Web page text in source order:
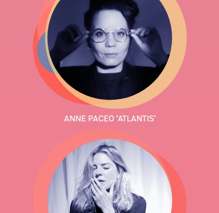
ANNE PACEO "ATLANTIS"